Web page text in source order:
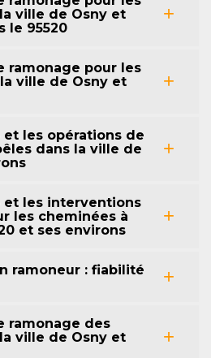
ville de Osny et
le 95520
ramonage pour les
ville de Osny et
et les opérations de
dans la ville de
et les interventions
les cheminées à
et ses environs
ramoneur : fiabilité
ramonage des
ville de Osny et